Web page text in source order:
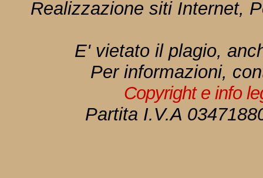
Realizzazione siti Internet,
E' vietato il plagio,
Per informazioni,
Copyright e info
Partita I.V.A